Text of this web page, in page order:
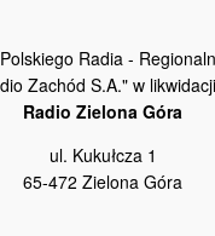
Radia -
Zachód S.A." w
Radio Zielona Góra
ul. Kukułcza 1
65-472 Zielona Góra